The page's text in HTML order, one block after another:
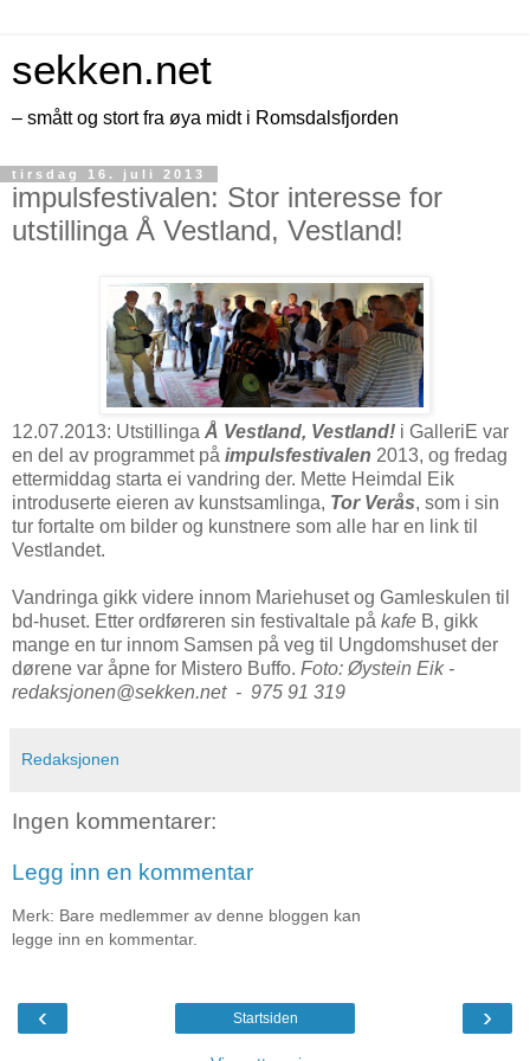
sekken.net
– smått og stort fra øya midt i Romsdalsfjorden
tirsdag 16. juli 2013
impulsfestivalen: Stor interesse for
utstillinga Å Vestland, Vestland!
12.07.2013: Utstillinga Å Vestland, Vestland! i GalleriE var
en del av programmet på impulsfestivalen 2013, og fredag
ettermiddag starta ei vandring der. Mette Heimdal Eik
introduserte eieren av kunstsamlinga, Tor Verås, som i sin
tur fortalte om bilder og kunstnere som alle har en link til
Vestlandet.
Vandringa gikk videre innom Mariehuset og Gamleskulen til
bd-huset. Etter ordføreren sin festivaltale på kafe B, gikk
mange en tur innom Samsen på veg til Ungdomshuset der
dørene var åpne for Mistero Buffo. Foto: Øystein Eik -
redaksjonen@sekken.net - 975 91 319
Redaksjonen
Ingen kommentarer:
Legg inn en kommentar
Merk: Bare medlemmer av denne bloggen kan
legge inn en kommentar.
‹ ›
Startsiden